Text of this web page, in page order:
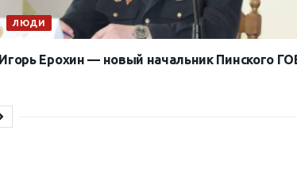
ЛЮДИ
Игорь Ерохин — новый начальник Пинского